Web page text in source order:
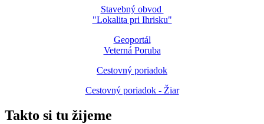
Stavebný obvod
"Lokalita pri Ihrisku"
Geoportál
Veterná Poruba
Cestovný poriadok
Cestovný poriadok - Žiar
Takto si tu žijeme